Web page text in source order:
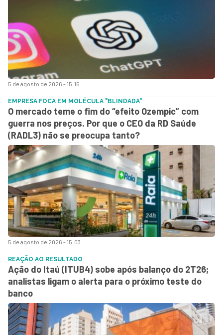
5 de agosto de 2026 - 15:16
5 de agosto de 2026 - 15:03
EMPRESA FOCA EM MOLÉCULA "BLINDADA"
O mercado teme o fim do “efeito Ozempic” com
guerra nos preços. Por que o CEO da RD Saúde
(RADL3) não se preocupa tanto?
REAÇÃO AO RESULTADO
Ação do Itaú (ITUB4) sobe após balanço do 2T26;
analistas ligam o alerta para o próximo teste do
banco